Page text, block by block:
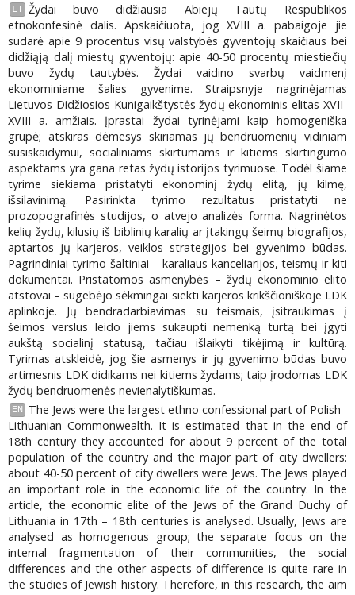
LT Žydai buvo didžiausia Abiejų Tautų Respublikos
etnokonfesinė dalis. Apskaičiuota, jog XVIII a. pabaigoje jie
sudarė apie 9 procentus visų valstybės gyventojų skaičiaus bei
didžiąją dalį miestų gyventojų: apie 40-50 procentų miestiečių
buvo žydų tautybės. Žydai vaidino svarbų vaidmenį
ekonominiame šalies gyvenime. Straipsnyje nagrinėjamas
Lietuvos Didžiosios Kunigaikštystės žydų ekonominis elitas XVII-
XVIII a. amžiais. Įprastai žydai tyrinėjami kaip homogeniška
grupė; atskiras dėmesys skiriamas jų bendruomenių vidiniam
susiskaidymui, socialiniams skirtumams ir kitiems skirtingumo
aspektams yra gana retas žydų istorijos tyrimuose. Todėl šiame
tyrime siekiama pristatyti ekonominį žydų elitą, jų kilmę,
išsilavinimą. Pasirinkta tyrimo rezultatus pristatyti ne
prozopografinės studijos, o atvejo analizės forma. Nagrinėtos
kelių žydų, kilusių iš biblinių karalių ar įtakingų šeimų biografijos,
aptartos jų karjeros, veiklos strategijos bei gyvenimo būdas.
Pagrindiniai tyrimo šaltiniai – karaliaus kanceliarijos, teismų ir kiti
dokumentai. Pristatomos asmenybės – žydų ekonominio elito
atstovai – sugebėjo sėkmingai siekti karjeros krikščioniškoje LDK
aplinkoje. Jų bendradarbiavimas su teismais, įsitraukimas į
šeimos verslus leido jiems sukaupti nemenką turtą bei įgyti
aukštą socialinį statusą, tačiau išlaikyti tikėjimą ir kultūrą.
Tyrimas atskleidė, jog šie asmenys ir jų gyvenimo būdas buvo
artimesnis LDK didikams nei kitiems žydams; taip įrodomas LDK
žydų bendruomenės nevienalytiškumas.
EN
The Jews were the largest ethno confessional part of Polish–
Lithuanian Commonwealth. It is estimated that in the end of
18th century they accounted for about 9 percent of the total
population of the country and the major part of city dwellers:
about 40-50 percent of city dwellers were Jews. The Jews played
an important role in the economic life of the country. In the
article, the economic elite of the Jews of the Grand Duchy of
Lithuania in 17th – 18th centuries is analysed. Usually, Jews are
analysed as homogenous group; the separate focus on the
internal fragmentation of their communities, the social
differences and the other aspects of difference is quite rare in
the studies of Jewish history. Therefore, in this research, the aim